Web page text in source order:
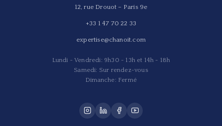
12, rue Drouot – Paris 9e
+33 1 47 70 22 33
expertise@chanoit.com
Lundi - Vendredi: 9h30 - 13h et 14h - 18h
Samedi: Sur rendez-vous
Dimanche: Fermé